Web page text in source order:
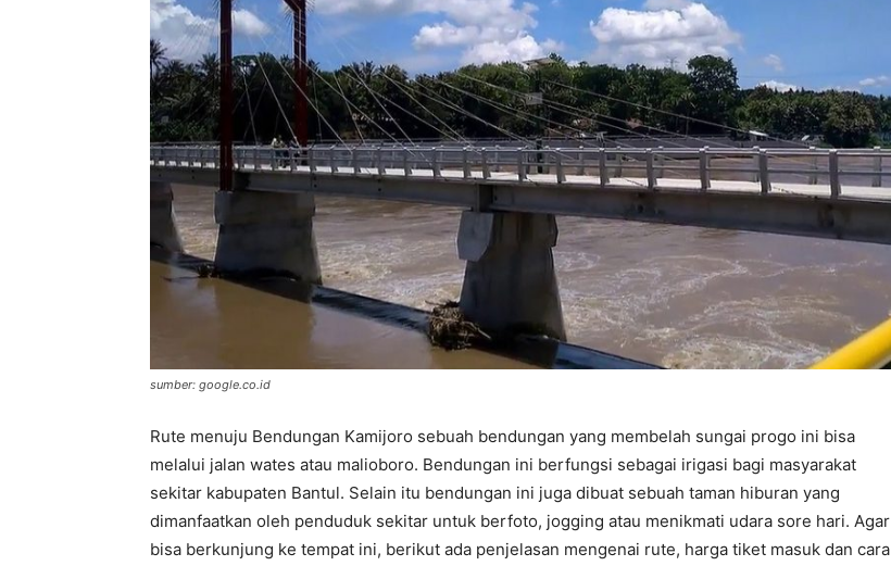
sumber: google.co.id
Rute menuju Bendungan Kamijoro sebuah bendungan yang membelah sungai progo ini bisa
melalui jalan wates atau malioboro. Bendungan ini berfungsi sebagai irigasi bagi masyarakat
sekitar kabupaten Bantul. Selain itu bendungan ini juga dibuat sebuah taman hiburan yang
dimanfaatkan oleh penduduk sekitar untuk berfoto, jogging atau menikmati udara sore hari. Agar
bisa berkunjung ke tempat ini, berikut ada penjelasan mengenai rute, harga tiket masuk dan cara